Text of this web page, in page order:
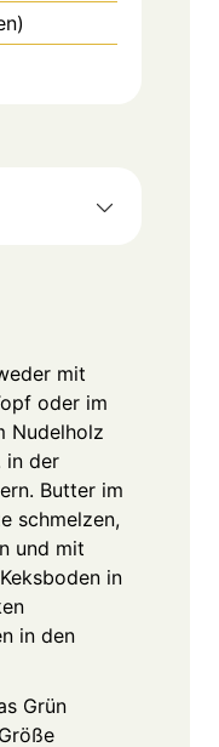
mit
oder im
Nudelholz
in der
Butter im
schmelzen,
und mit
in
in den
Grün